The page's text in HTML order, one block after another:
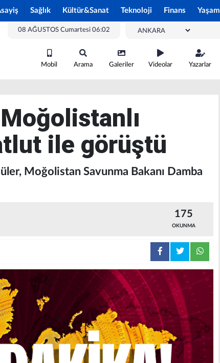
Sağlık Kültür&Sanat Teknoloji Finans Yaşam
08 AĞUSTOS Cumartesi 06:02
Mobil Arama Galeriler Videolar Yazarlar
ile görüştü
Moğolistan Savunma Bakanı Damba
175
OKUNMA